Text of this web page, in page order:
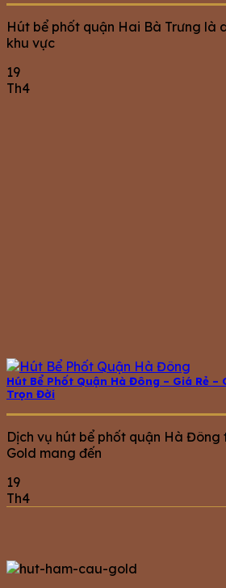
Hút bể phốt quận Hai Bà Trưng là
khu vực
19
Th4
Hút Bể Phốt Quận Hà Đông – Giá Rẻ –
Trọn Đời
Dịch vụ hút bể phốt quận Hà Đông
Gold mang đến
19
Th4